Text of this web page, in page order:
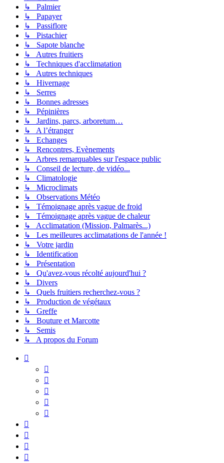
↳ Palmier
↳ Papayer
↳ Passiflore
↳ Pistachier
↳ Sapote blanche
↳ Autres fruitiers
↳ Techniques d'acclimatation
↳ Autres techniques
↳ Hivernage
↳ Serres
↳ Bonnes adresses
↳ Pépinières
↳ Jardins, parcs, arboretum…
↳ A l’étranger
↳ Echanges
↳ Rencontres, Evènements
↳ Arbres remarquables sur l'espace public
↳ Conseil de lecture, de vidéo...
↳ Climatologie
↳ Microclimats
↳ Observations Météo
↳ Témoignage après vague de froid
↳ Témoignage après vague de chaleur
↳ Acclimatation (Mission, Palmarès...)
↳ Les meilleures acclimatations de l'année !
↳ Votre jardin
↳ Identification
↳ Présentation
↳ Qu'avez-vous récolté aujourd'hui ?
↳ Divers
↳ Quels fruitiers recherchez-vous ?
↳ Production de végétaux
↳ Greffe
↳ Bouture et Marcotte
↳ Semis
↳ A propos du Forum